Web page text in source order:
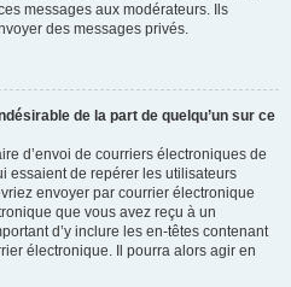
messages aux modérateurs. Ils
des messages privés.
de la part de quelqu’un sur ce
d’envoi de courriers électroniques de
essaient de repérer les utilisateurs
envoyer par courrier électronique
que vous avez reçu à un
d’y inclure les en-têtes contenant
électronique. Il pourra alors agir en